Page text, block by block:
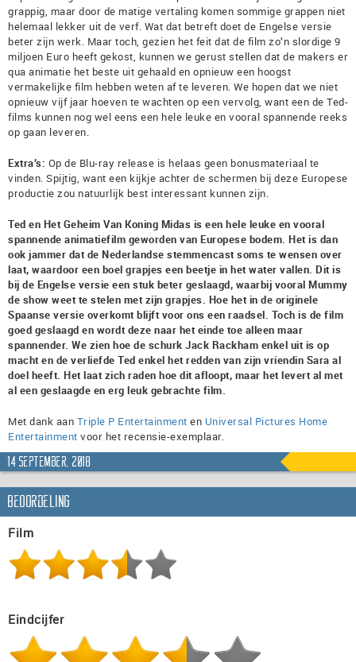
grappig, maar door de matige vertaling komen sommige grappen niet
helemaal lekker uit de verf. Wat dat betreft doet de Engelse versie
beter zijn werk. Maar toch, gezien het feit dat de film zo’n slordige 9
miljoen Euro heeft gekost, kunnen we gerust stellen dat de makers er
qua animatie het beste uit gehaald en opnieuw een hoogst
vermakelijke film hebben weten af te leveren. We hopen dat we niet
opnieuw vijf jaar hoeven te wachten op een vervolg, want een de Ted-
films kunnen nog wel eens een hele leuke en vooral spannende reeks
op gaan leveren.
Extra’s: Op de Blu-ray release is helaas geen bonusmateriaal te
vinden. Spijtig, want een kijkje achter de schermen bij deze Europese
productie zou natuurlijk best interessant kunnen zijn.
Ted en Het Geheim Van Koning Midas is een hele leuke en vooral
spannende animatiefilm geworden van Europese bodem. Het is dan
ook jammer dat de Nederlandse stemmencast soms te wensen over
laat, waardoor een boel grapjes een beetje in het water vallen. Dit is
bij de Engelse versie een stuk beter geslaagd, waarbij vooral Mummy
de show weet te stelen met zijn grapjes. Hoe het in de originele
Spaanse versie overkomt blijft voor ons een raadsel. Toch is de film
goed geslaagd en wordt deze naar het einde toe alleen maar
spannender. We zien hoe de schurk Jack Rackham enkel uit is op
macht en de verliefde Ted enkel het redden van zijn vriendin Sara al
doel heeft. Het laat zich raden hoe dit afloopt, maar het levert al met
al een geslaagde en erg leuk gebrachte film.
Met dank aan Triple P Entertainment en Universal Pictures Home
Entertainment voor het recensie-exemplaar.
14 september, 2018
Beoordeling
Film
Eindcijfer